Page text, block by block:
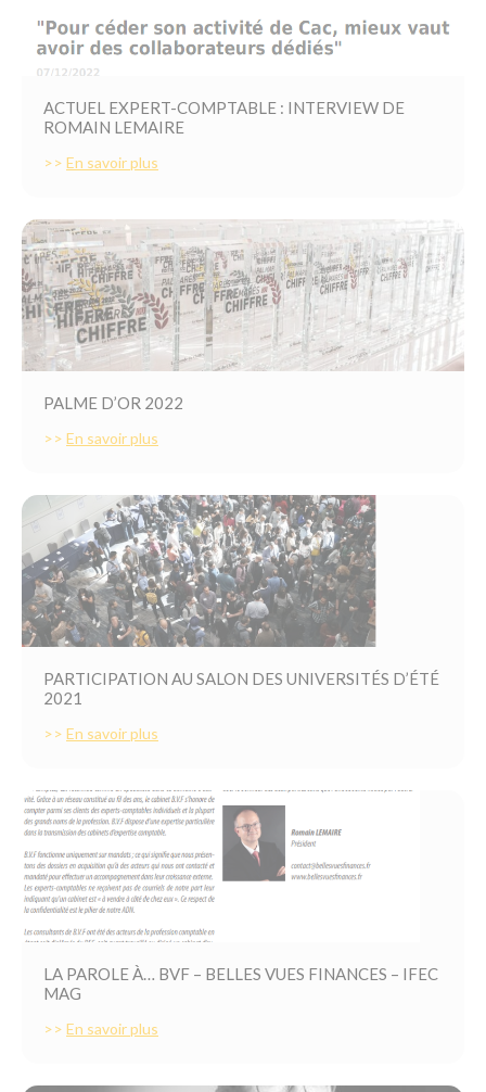
ACTUEL EXPERT-COMPTABLE : INTERVIEW DE
ROMAIN LEMAIRE
>> En savoir plus
PALME D’OR 2022
>> En savoir plus
PARTICIPATION AU SALON DES UNIVERSITÉS D’ÉTÉ
2021
>> En savoir plus
LA PAROLE À… BVF – BELLES VUES FINANCES – IFEC
MAG
>> En savoir plus